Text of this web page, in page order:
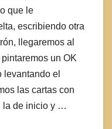
que le
escribiendo otra
llegaremos al
un OK
levantando el
las cartas con
la de inicio y …